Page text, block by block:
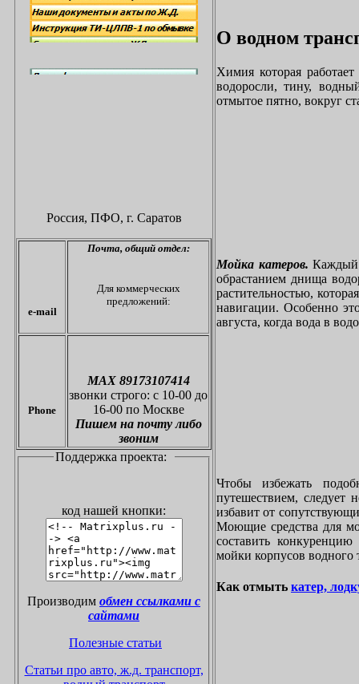
Россия, ПФО, г. Саратов
e-mail
Почта, общий отдел:
Для коммерческих
предложений:
Phone
МАХ 89173107414
звонки строго: с 10-00 до
16-00 по Москве
Пишем на почту либо
звоним
Поддержка проекта:
код нашей кнопки:
Производим обмен ссылками с
сайтами
Полезные статьи
Статьи про авто, ж.д. транспорт,
О водном
Химия которая
водоросли, тину,
отмытое пятно, вокруг
Мойка катеров. Каждый
обрастанием днища
растительностью,
навигации. Особенно
августа, когда вода в
Чтобы избежать
путешествием, следует
избавит от
Моющие средства для
составить
мойки корпусов водного
Как отмыть катер,